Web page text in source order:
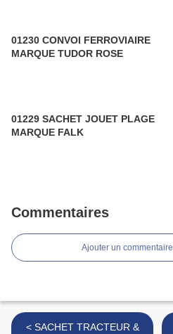
01230 CONVOI FERROVIAIRE
MARQUE TUDOR ROSE
01229 SACHET JOUET PLAGE
MARQUE FALK
Commentaires
Ajouter un commentaire
< SACHET TRACTEUR &